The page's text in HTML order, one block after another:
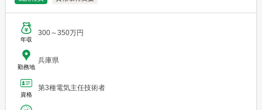
年収
300～350万円
勤務地
兵庫県
資格
第3種電気主任技術者